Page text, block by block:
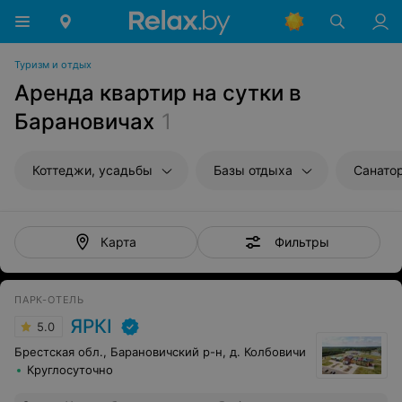
Туризм и отдых
Аренда квартир на сутки в
Барановичах 1
Коттеджи, усадьбы Базы отдыха
Карта Фильтры
ПАРК-ОТЕЛЬ
5.0 ЯРКI
Брестская обл., Барановичский р-н, д. Колбовичи
Круглосуточно